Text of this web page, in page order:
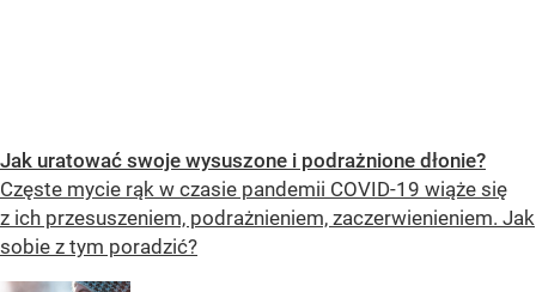
Jak uratować swoje wysuszone i podrażnione dłonie?
Częste mycie rąk w czasie pandemii COVID-19 wiąże się
z ich przesuszeniem, podrażnieniem, zaczerwienieniem. Jak
sobie z tym poradzić?